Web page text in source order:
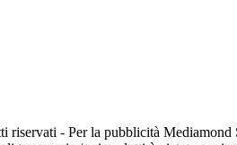
- Per la pubblicità